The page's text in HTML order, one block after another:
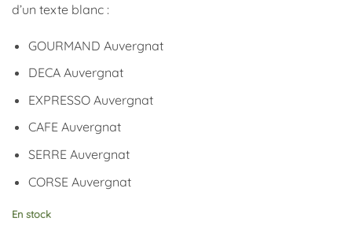
d’un texte blanc :
GOURMAND Auvergnat
DECA Auvergnat
EXPRESSO Auvergnat
CAFE Auvergnat
SERRE Auvergnat
CORSE Auvergnat
En stock